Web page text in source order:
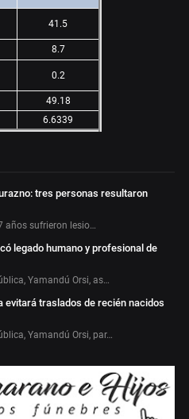
41.5
8.7
0.2
49.18
6.6339
tres personas resultaron
años sufrieron lesio…
legado humano y profesional de
Yamandú Orsi, as…
evitará traslados de recién nacidos
Yamandú Orsi, par…